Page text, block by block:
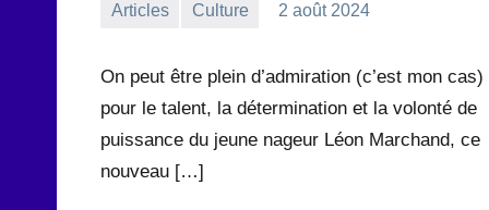
Articles Culture
2 août 2024
On peut être plein d’admiration (c’est mon cas)
pour le talent, la détermination et la volonté de
puissance du jeune nageur Léon Marchand, ce
nouveau […]